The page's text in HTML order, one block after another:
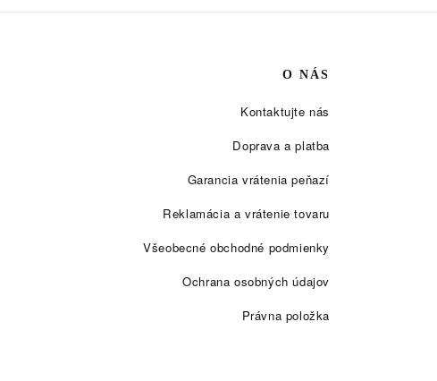
O NÁS
Kontaktujte nás
Doprava a platba
Garancia vrátenia peňazí
Reklamácia a vrátenie tovaru
Všeobecné obchodné podmienky
Ochrana osobných údajov
Právna položka